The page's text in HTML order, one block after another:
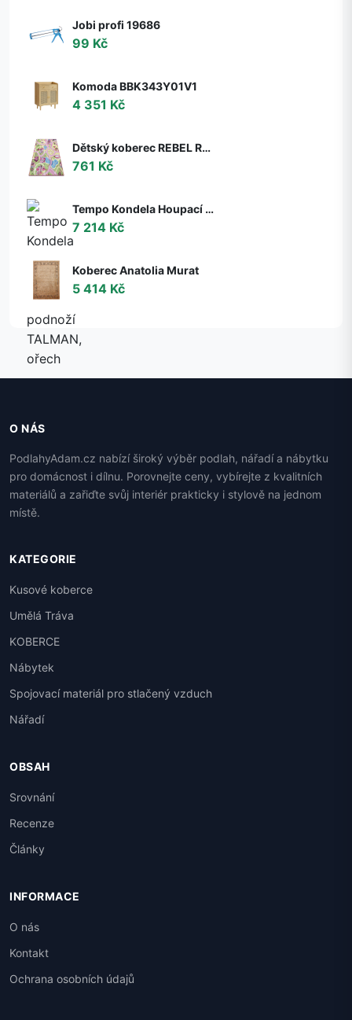
Jobi profi 19686
99 Kč
Komoda BBK343Y01V1
4 351 Kč
Dětský koberec REBEL ROADS Sweet town 26 Cukrovinky, protiskluzový - růžový / zelený
761 Kč
Tempo Kondela Houpací křeslo s podnoží TALMAN, ořech
7 214 Kč
Koberec Anatolia Murat
5 414 Kč
O NÁS
PodlahyAdam.cz nabízí široký výběr podlah, nářadí a nábytku
pro domácnost i dílnu. Porovnejte ceny, vybírejte z kvalitních
materiálů a zařiďte svůj interiér prakticky i stylově na jednom
místě.
KATEGORIE
Kusové koberce
Umělá Tráva
KOBERCE
Nábytek
Spojovací materiál pro stlačený vzduch
Nářadí
OBSAH
Srovnání
Recenze
Články
INFORMACE
O nás
Kontakt
Ochrana osobních údajů